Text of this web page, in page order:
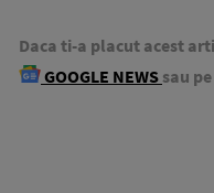
Daca ti-a placut acest
GOOGLE NEWS sau pe